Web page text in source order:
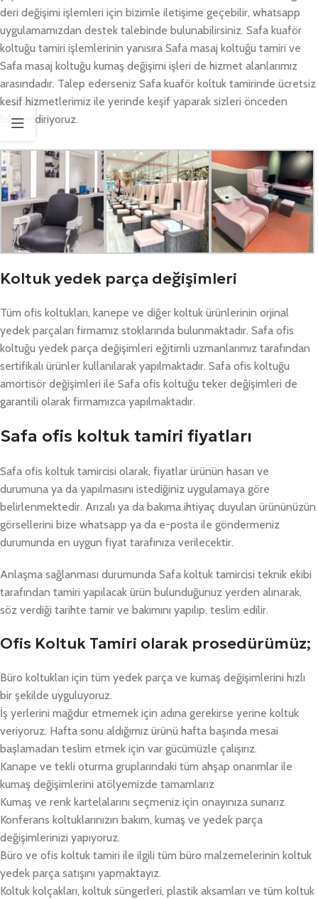
deri değişimi işlemleri için bizimle iletişime geçebilir, whatsapp
uygulamamızdan destek talebinde bulunabilirsiniz. Safa kuaför
koltuğu tamiri işlemlerinin yanısıra Safa masaj koltuğu tamiri ve
Safa masaj koltuğu kumaş değişimi işleri de hizmet alanlarımız
arasındadır. Talep ederseniz Safa kuaför koltuk tamirinde ücretsiz
keşif hizmetlerimiz ile yerinde keşif yaparak sizleri önceden
bilgilendiriyoruz.
Koltuk yedek parça değişimleri
Tüm ofis koltukları, kanepe ve diğer koltuk ürünlerinin orjinal
yedek parçaları firmamız stoklarında bulunmaktadır. Safa ofis
koltuğu yedek parça değişimleri eğitimli uzmanlarımız tarafından
sertifikalı ürünler kullanılarak yapılmaktadır. Safa ofis koltuğu
amortisör değişimleri ile Safa ofis koltuğu teker değişimleri de
garantili olarak firmamızca yapılmaktadır.
Safa ofis koltuk tamiri fiyatları
Safa ofis koltuk tamircisi olarak, fiyatlar ürünün hasarı ve
durumuna ya da yapılmasını istediğiniz uygulamaya göre
belirlenmektedir. Arızalı ya da bakıma ihtiyaç duyulan ürününüzün
görsellerini bize whatsapp ya da e-posta ile göndermeniz
durumunda en uygun fiyat tarafınıza verilecektir.
Anlaşma sağlanması durumunda Safa koltuk tamircisi teknik ekibi
tarafından tamiri yapılacak ürün bulunduğunuz yerden alınarak,
söz verdiği tarihte tamir ve bakımını yapılıp, teslim edilir.
Ofis Koltuk Tamiri olarak prosedürümüz;
Büro koltukları için tüm yedek parça ve kumaş değişimlerini hızlı
bir şekilde uyguluyoruz.
İş yerlerini mağdur etmemek için adına gerekirse yerine koltuk
veriyoruz. Hafta sonu aldığımız ürünü hafta başında mesai
başlamadan teslim etmek için var gücümüzle çalışırız.
Kanape ve tekli oturma gruplarındaki tüm ahşap onarımlar ile
kumaş değişimlerini atölyemizde tamamlarız
Kumaş ve renk kartelalarını seçmeniz için onayınıza sunarız
Konferans koltuklarınızın bakım, kumaş ve yedek parça
değişimlerinizi yapıyoruz.
Büro ve ofis koltuk tamiri ile ilgili tüm büro malzemelerinin koltuk
yedek parça satışını yapmaktayız.
Koltuk kolçakları, koltuk süngerleri, plastik aksamları ve tüm koltuk